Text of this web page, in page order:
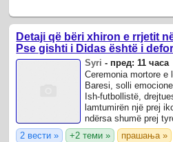
Detaji që bëri xhiron e rrjetit
Pse gishti i Didas është i
Syri - пред: 11 часа
Ceremonia mortore
Baresi, solli
Ish-futbollistë,
lamtumirën një prej
ndërsa shumë prej
lotët.
2 вести » +2 теми » прашања »